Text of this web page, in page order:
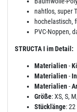
nahtlos, super
hochelastisch,
PVC-Noppen,
STRUCTA I im Detail:
Materialien-
Materialien-
Materialien-
Größe: XS, S,
Stücklänge: